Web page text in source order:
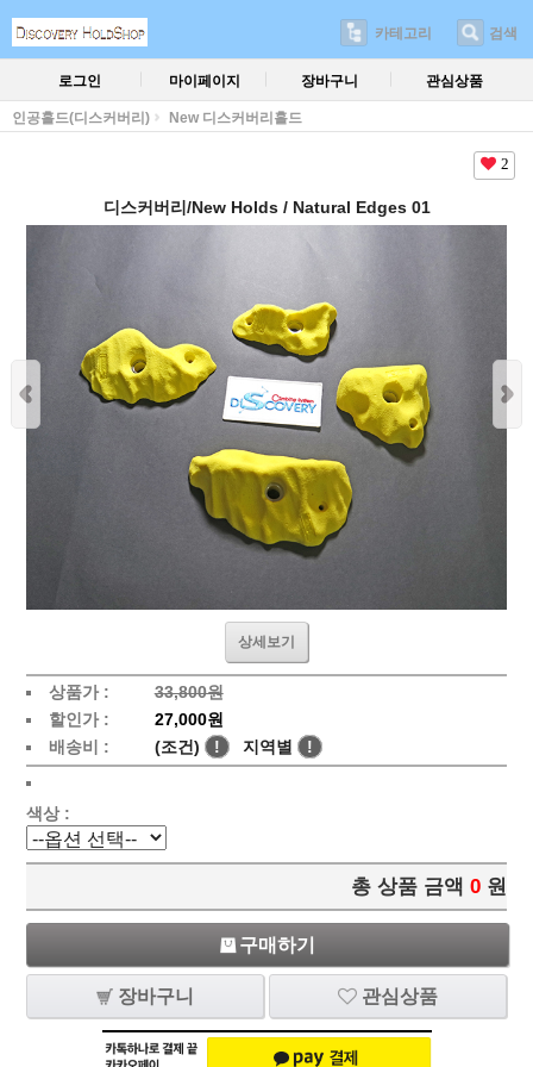
카테고리 검색
로그인 마이페이지 장바구니 관심상품
인공홀드(디스커버리) New 디스커버리홀드
2
디스커버리/New Holds / Natural Edges 01
상세보기
상품가 :
33,800원
할인가 :
27,000원
배송비 :
(조건) ! 지역별 !
색상 :
총 상품 금액 0 원
구매하기
장바구니 관심상품